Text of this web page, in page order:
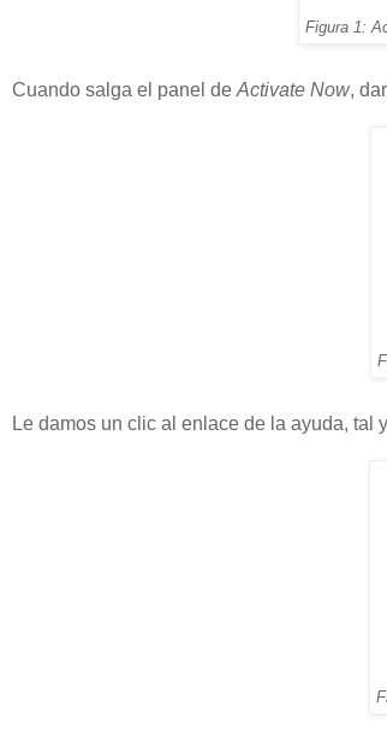
Figura 1:
Cuando salga el panel de Activate Now,
Le damos un clic al enlace de la ayuda, tal